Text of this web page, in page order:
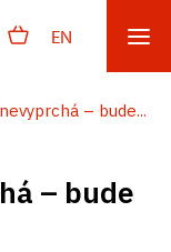
EN
– bude...
– bude